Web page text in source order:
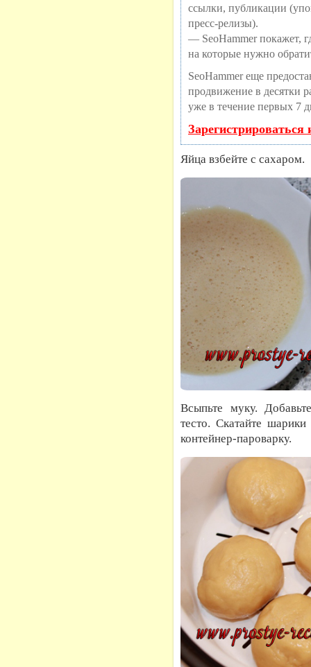
ссылки, публикации
пресс-релизы).
— SeoHammer покажет,
на которые нужно
SeoHammer еще
продвижение в десятки
уже в течение первых 7
Яйца взбейте с сахаром.
Всыпьте муку.
тесто. Скатайте
контейнер-пароварку.